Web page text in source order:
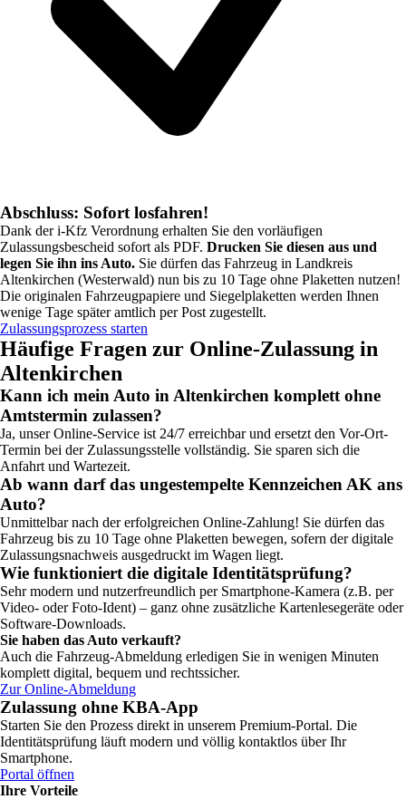
Abschluss: Sofort losfahren!
Dank der i-Kfz Verordnung erhalten Sie den vorläufigen
Zulassungsbescheid sofort als PDF. Drucken Sie diesen aus und
legen Sie ihn ins Auto. Sie dürfen das Fahrzeug in Landkreis
Altenkirchen (Westerwald) nun bis zu 10 Tage ohne Plaketten nutzen!
Die originalen Fahrzeugpapiere und Siegelplaketten werden Ihnen
wenige Tage später amtlich per Post zugestellt.
Zulassungsprozess starten
Häufige Fragen zur Online-Zulassung in
Altenkirchen
Kann ich mein Auto in Altenkirchen komplett ohne
Amtstermin zulassen?
Ja, unser Online-Service ist 24/7 erreichbar und ersetzt den Vor-Ort-
Termin bei der Zulassungsstelle vollständig. Sie sparen sich die
Anfahrt und Wartezeit.
Ab wann darf das ungestempelte Kennzeichen AK ans
Auto?
Unmittelbar nach der erfolgreichen Online-Zahlung! Sie dürfen das
Fahrzeug bis zu 10 Tage ohne Plaketten bewegen, sofern der digitale
Zulassungsnachweis ausgedruckt im Wagen liegt.
Wie funktioniert die digitale Identitätsprüfung?
Sehr modern und nutzerfreundlich per Smartphone-Kamera (z.B. per
Video- oder Foto-Ident) – ganz ohne zusätzliche Kartenlesegeräte oder
Software-Downloads.
Sie haben das Auto verkauft?
Auch die Fahrzeug-Abmeldung erledigen Sie in wenigen Minuten
komplett digital, bequem und rechtssicher.
Zur Online-Abmeldung
Zulassung ohne KBA-App
Starten Sie den Prozess direkt in unserem Premium-Portal. Die
Identitätsprüfung läuft modern und völlig kontaktlos über Ihr
Smartphone.
Portal öffnen
Ihre Vorteile